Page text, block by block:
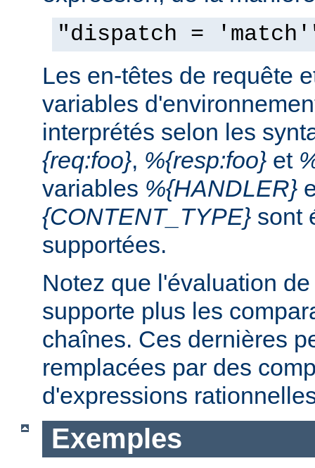
"dispatch =
Les en-têtes de requête
variables
interprétés selon les
{req:foo}, %{resp:foo} et
variables %{HANDLER}
{CONTENT_TYPE} sont
supportées.
Notez que l'évaluation
supporte plus les
chaînes. Ces dernières
remplacées par des
d'expressions
Exemples